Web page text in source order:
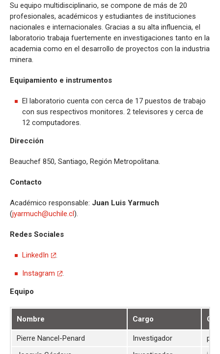
Su equipo multidisciplinario, se compone de más de 20
profesionales, académicos y estudiantes de instituciones
nacionales e internacionales. Gracias a su alta influencia, el
laboratorio trabaja fuertemente en investigaciones tanto en la
academia como en el desarrollo de proyectos con la industria
minera.
Equipamiento e instrumentos
El laboratorio cuenta con cerca de 17 puestos de trabajo
con sus respectivos monitores. 2 televisores y cerca de
12 computadores.
Dirección
Beauchef 850, Santiago, Región Metropolitana.
Contacto
Académico responsable: Juan Luis Yarmuch
(jyarmuch@uchile.cl).
Redes Sociales
LinkedIn .
Instagram .
Equipo
Nombre Cargo
Pierre Nancel-Penard Investigador